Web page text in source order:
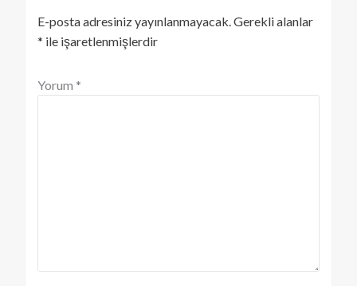
E-posta adresiniz yayınlanmayacak.Gerekli alanlar
* ile işaretlenmişlerdir
Yorum *